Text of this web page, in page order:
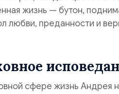
жизнь — бутон,
любви, преданности и
сфере жизнь Андрея